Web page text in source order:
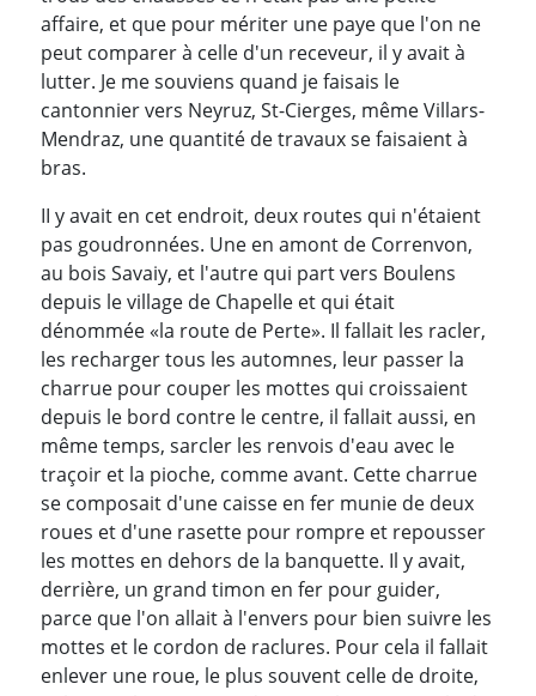
affaire, et que pour mériter une paye que l'on ne
peut comparer à celle d'un receveur, il y avait à
lutter. Je me souviens quand je faisais le
cantonnier vers Neyruz, St-Cierges, même Villars-
Mendraz, une quantité de travaux se faisaient à
bras.
II y avait en cet endroit, deux routes qui n'étaient
pas goudronnées. Une en amont de Correnvon,
au bois Savaiy, et l'autre qui part vers Boulens
depuis le village de Chapelle et qui était
dénommée «la route de Perte». Il fallait les racler,
les recharger tous les automnes, leur passer la
charrue pour couper les mottes qui croissaient
depuis le bord contre le centre, il fallait aussi, en
même temps, sarcler les renvois d'eau avec le
traçoir et la pioche, comme avant. Cette charrue
se composait d'une caisse en fer munie de deux
roues et d'une rasette pour rompre et repousser
les mottes en dehors de la banquette. Il y avait,
derrière, un grand timon en fer pour guider,
parce que l'on allait à l'envers pour bien suivre les
mottes et le cordon de raclures. Pour cela il fallait
enlever une roue, le plus souvent celle de droite,